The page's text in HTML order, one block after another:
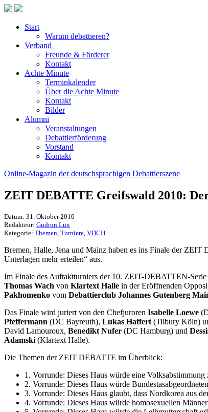
Start
Warum debattieren?
Verband
Freunde & Förderer
Kontakt
Achte Minute
Terminkalender
Über die Achte Minute
Kontakt
Bilder
Alumni
Veranstaltungen
Debattierförderung
Vorstand
Kontakt
Online-Magazin der deutschsprachigen Debattierszene
ZEIT DEBATTE Greifswald 2010:
Datum: 31. Oktober 2010
Redakteur: Gudrun Lux
Kategorie: Themen Turniere VDCH
Bremen, Halle, Jena und Mainz haben es ins Finale der ZEIT
Unterlagen mehr erteilen“ aus.
Im Finale des Auftaktturniers der 10. ZEIT-DEBATTEN-Serie
Thomas Wach von Klartext Halle in der Eröffnenden
Pakhomenko vom Debattierclub Johannes Gutenberg
Das Finale wird juriert von den Chefjuroren Isabelle Loewe
Pfeffermann (DC Bayreuth), Lukas Haffert (Tilbury Köln)
David Lamouroux, Benedikt Nufer (DC Hamburg) und
Adamski (Klartext Halle).
Die Themen der ZEIT DEBATTE im Überblick:
1. Vorrunde: Dieses Haus würde eine Volksabstimmung
2. Vorrunde: Dieses Haus würde
3. Vorrunde: Dieses Haus glaubt, dass Nordkorea aus
4. Vorrunde: Dieses Haus würde homosexuellen